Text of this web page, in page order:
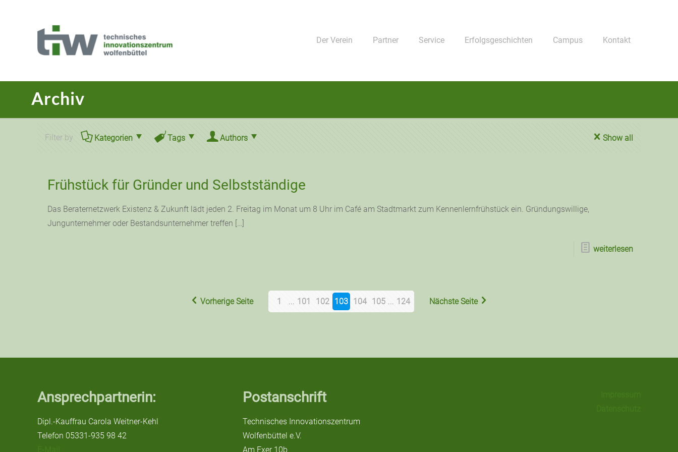
Der Verein Partner Service Erfolgsgeschichten Campus Kontakt
Archiv
Filter by Kategorien Tags Authors Show all
Frühstück für Gründer und Selbstständige
Das Beraternetzwerk Existenz & Zukunft lädt jeden 2. Freitag im Monat um 8 Uhr im Café am Stadtmarkt zum Kennenlernfrühstück ein. Gründungswillige,
Jungunternehmer oder Bestandsunternehmer treffen […]
weiterlesen
Vorherige Seite 1 ... 101 102 103 104 105 ... 124 Nächste Seite
Ansprechpartnerin:
Dipl.-Kauffrau Carola Weitner-Kehl
Telefon 05331-935 98 42
Postanschrift
Technisches Innovationszentrum
Wolfenbüttel e.V.
Am Exer 10b